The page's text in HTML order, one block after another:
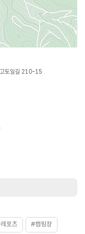
고토일길 210-15
포츠 #캠핑장